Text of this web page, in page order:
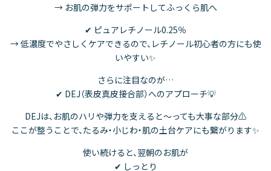
→ お肌の弾力をサポートしてふっくら肌へ
✔ ピュアレチノール0.25％
→ 低濃度でやさしくケアできるので、レチノール初心者の方にも使
いやすい✨
さらに注目なのが…
✔ DEJ（表皮真皮接合部）へのアプローチ💡
DEJは、お肌のハリや弾力を支えると～っても大事な部分⚠️
ここが整うことで、たるみ・小じわ・肌の土台ケアにも繋がります✨
使い続けると、翌朝のお肌が
✔ しっとり